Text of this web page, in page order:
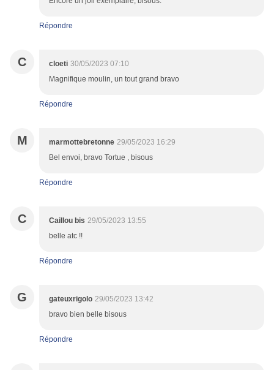
Répondre
C cloeti 30/05/2023 07:10
Magnifique moulin, un tout grand bravo
Répondre
M marmottebretonne 29/05/2023 16:29
Bel envoi, bravo Tortue , bisous
Répondre
C Caillou bis 29/05/2023 13:55
belle atc !!
Répondre
G gateuxrigolo 29/05/2023 13:42
bravo bien belle bisous
Répondre